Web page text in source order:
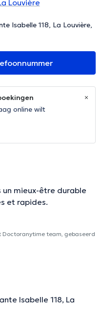
Louvière
Isabelle 118, La Louvière,
online wilt
un mieux-être durable
et rapides.
team, gebaseerd
Isabelle 118, La